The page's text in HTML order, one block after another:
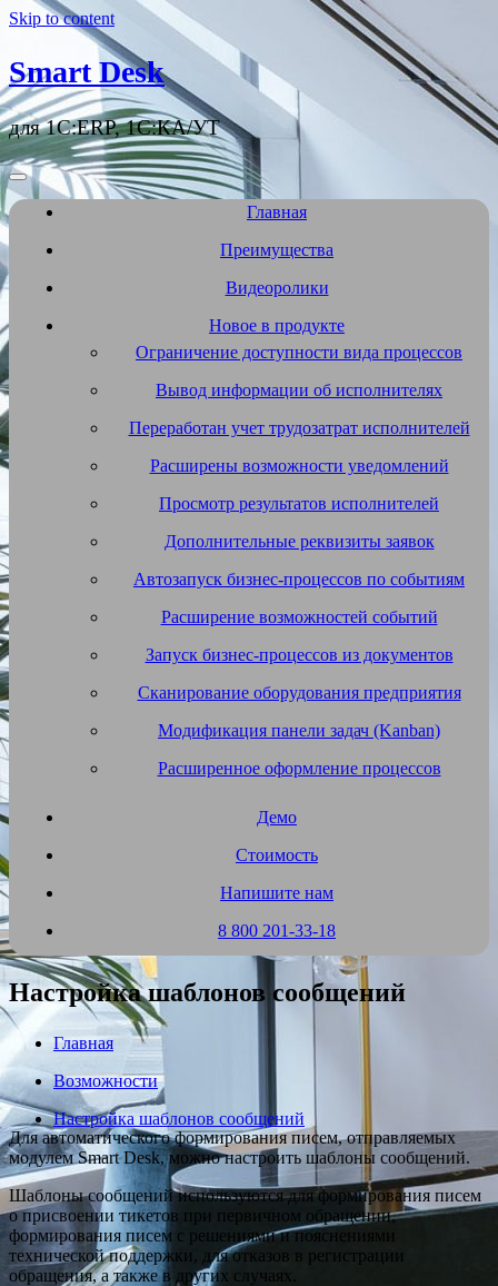
Skip to content
Smart Desk
для 1С:ERP, 1С:КА/УТ
Главная
Преимущества
Видеоролики
Новое в продукте
Ограничение доступности вида процессов
Вывод информации об исполнителях
Переработан учет трудозатрат исполнителей
Расширены возможности уведомлений
Просмотр результатов исполнителей
Дополнительные реквизиты заявок
Автозапуск бизнес-процессов по событиям
Расширение возможностей событий
Запуск бизнес-процессов из документов
Сканирование оборудования предприятия
Модификация панели задач (Kanban)
Расширенное оформление процессов
Демо
Стоимость
Напишите нам
8 800 201-33-18
Настройка шаблонов сообщений
Главная
Возможности
Настройка шаблонов сообщений
Для автоматического формирования писем, отправляемых
модулем Smart Desk, можно настроить шаблоны сообщений.
Шаблоны сообщений используются для формирования писем
о присвоении тикетов при первичном обращении,
формирования писем с решениями и пояснениями
технической поддержки, для отказов в регистрации
обращения, а также в других случаях.